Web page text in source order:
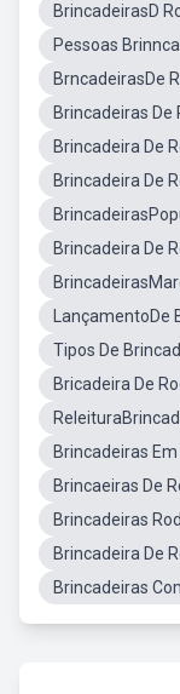
BrincadeirasD
Pessoas
BrncadeirasDe
Brincadeiras De
Brincadeira De
Brincadeira De
Brincadeira De
LançamentoDe
Tipos De
Bricadeira De
Brincadeiras
Brincaeiras De
Brincadeiras
Brincadeira De
Brincadeiras